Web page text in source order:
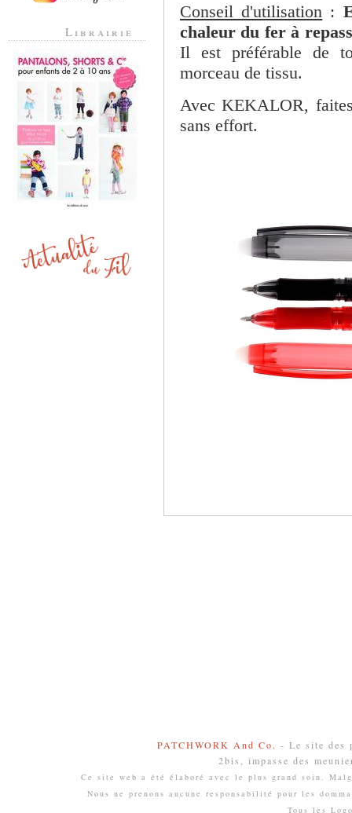
Conseil d'utilisation :
chaleur du fer à
Il est préférable de
morceau de tissu.
Avec KEKALOR,
sans effort.
Librairie
PATCHWORK And Co. - Le site des
2bis, impasse des
Ce site web a été élaboré avec le plus grand soin.
Nous ne prenons aucune responsabilité pour les
Tous les